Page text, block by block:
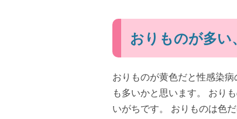
おりものが多い
おりものが黄色だと性感染
も多いかと思います。 おり
いがちです。 おりものは色